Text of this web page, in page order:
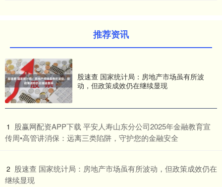
推荐资讯
股速查 国家统计局：房地产市场虽有所波
动，但政策成效仍在继续显现
1 ​股赢网配资APP下载 平安人寿山东分公司2025年金融教育宣
传周•高管讲消保：远离三类陷阱，守护您的金融安全
2 ​股速查 国家统计局：房地产市场虽有所波动，但政策成效仍在
继续显现